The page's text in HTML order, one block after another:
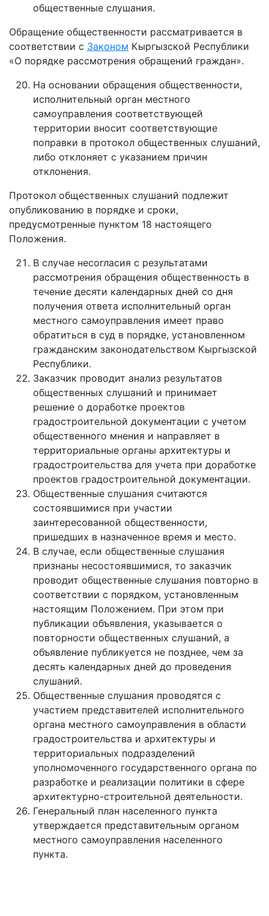
общественные слушания.
Обращение общественности рассматривается в
соответствии с Законом Кыргызской Республики
«О порядке рассмотрения обращений граждан».
На основании обращения общественности,
исполнительный орган местного
самоуправления соответствующей
территории вносит соответствующие
поправки в протокол общественных слушаний,
либо отклоняет с указанием причин
отклонения.
Протокол общественных слушаний подлежит
опубликованию в порядке и сроки,
предусмотренные пунктом 18 настоящего
Положения.
В случае несогласия с результатами
рассмотрения обращения общественность в
течение десяти календарных дней со дня
получения ответа исполнительный орган
местного самоуправления имеет право
обратиться в суд в порядке, установленном
гражданским законодательством Кыргызской
Республики.
Заказчик проводит анализ результатов
общественных слушаний и принимает
решение о доработке проектов
градостроительной документации с учетом
общественного мнения и направляет в
территориальные органы архитектуры и
градостроительства для учета при доработке
проектов градостроительной документации.
Общественные слушания считаются
состоявшимися при участии
заинтересованной общественности,
пришедших в назначенное время и место.
В случае, если общественные слушания
признаны несостоявшимися, то заказчик
проводит общественные слушания повторно в
соответствии с порядком, установленным
настоящим Положением. При этом при
публикации объявления, указывается о
повторности общественных слушаний, а
объявление публикуется не позднее, чем за
десять календарных дней до проведения
слушаний.
Общественные слушания проводятся с
участием представителей исполнительного
органа местного самоуправления в области
градостроительства и архитектуры и
территориальных подразделений
уполномоченного государственного органа по
разработке и реализации политики в сфере
архитектурно-строительной деятельности.
Генеральный план населенного пункта
утверждается представительным органом
местного самоуправления населенного
пункта.